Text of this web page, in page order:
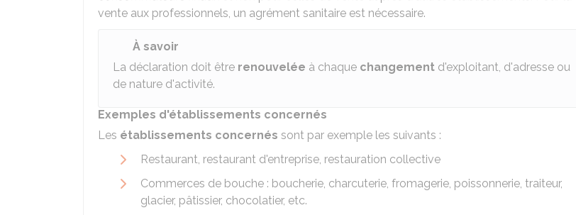
vente aux professionnels, un agrément sanitaire est nécessaire.
À savoir
La déclaration doit être renouvelée à chaque changement d'exploitant, d'adresse ou
de nature d'activité.
Exemples d'établissements concernés
Les établissements concernés sont par exemple les suivants :
Restaurant, restaurant d'entreprise, restauration collective
Commerces de bouche : boucherie, charcuterie, fromagerie, poissonnerie, traiteur,
glacier, pâtissier, chocolatier, etc.